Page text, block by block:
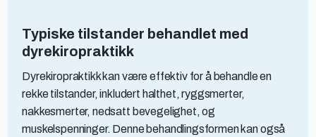
Typiske tilstander behandlet med
dyrekiropraktikk
Dyrekiropraktikk kan være effektiv for å behandle en
rekke tilstander, inkludert halthet, ryggsmerter,
nakkesmerter, nedsatt bevegelighet, og
muskelspenninger. Denne behandlingsformen kan også